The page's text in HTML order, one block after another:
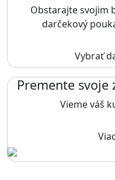
Obstarajte svojim
darčekový
Vybrať
Premente svoje
Vieme váš